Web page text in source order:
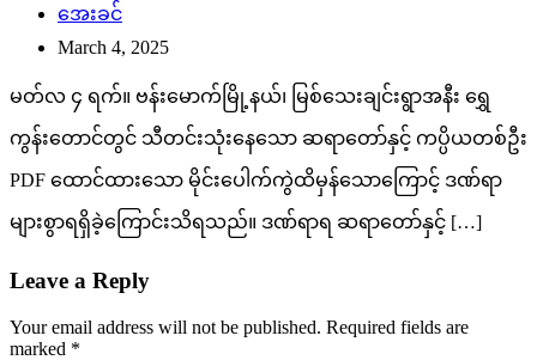
အေးခင်
March 4, 2025
မတ်လ ၄ ရက်။ ဗန်းမောက်မြို့နယ်၊ မြစ်သေးချင်းရွာအနီး ရွှေ
ကွန်းတောင်တွင် သီတင်းသုံးနေသော ဆရာတော်နှင့် ကပ္ပိယတစ်ဦး
PDF ထောင်ထားသော မိုင်းပေါက်ကွဲထိမှန်သောကြောင့် ဒဏ်ရာ
များစွာရရှိခဲ့ကြောင်းသိရသည်။ ဒဏ်ရာရ ဆရာတော်နှင့် […]
Leave a Reply
Your email address will not be published. Required fields are
marked *